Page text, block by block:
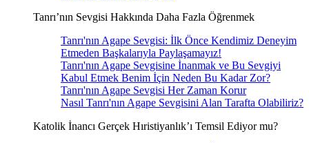
Tanrı’nın Sevgisi Hakkında Daha Fazla Öğrenmek
Tanrı'nın Agape Sevgisi: İlk Önce Kendimiz Deneyim
Etmeden Başkalarıyla Paylaşamayız!
Tanrı'nın Agape Sevgisine İnanmak ve Bu Sevgiyi
Kabul Etmek Benim İçin Neden Bu Kadar Zor?
Tanrı'nın Agape Sevgisi Her Zaman Korur
Nasıl Tanrı'nın Agape Sevgisini Alan Tarafta Olabiliriz?
Katolik İnancı Gerçek Hıristiyanlık’ı Temsil Ediyor mu?